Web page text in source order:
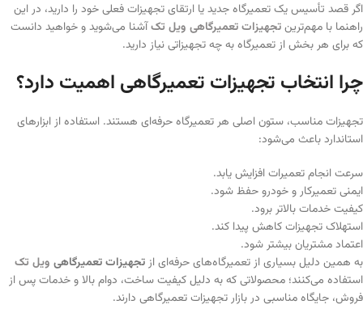
اگر قصد تأسیس یک تعمیرگاه جدید یا ارتقای تجهیزات فعلی خود را دارید، در این
راهنما با مهم‌ترینتجهیزات تعمیرگاهی ویل تکآشنا می‌شوید و خواهید دانست
که برای هر بخش از تعمیرگاه به چه تجهیزاتی نیاز دارید.
چرا انتخاب تجهیزات تعمیرگاهی اهمیت دارد؟
تجهیزات مناسب، ستون اصلی هر تعمیرگاه حرفه‌ای هستند. استفاده از ابزارهای
استاندارد باعث می‌شود:
سرعت انجام تعمیرات افزایش یابد.
ایمنی تعمیرکار و خودرو حفظ شود.
کیفیت خدمات بالاتر برود.
استهلاک تجهیزات کاهش پیدا کند.
اعتماد مشتریان بیشتر شود.
به همین دلیل بسیاری از تعمیرگاه‌های حرفه‌ای ازتجهیزات تعمیرگاهی ویل تک
استفاده می‌کنند؛ محصولاتی که به دلیل کیفیت ساخت، دوام بالا و خدمات پس از
فروش، جایگاه مناسبی در بازار تجهیزات تعمیرگاهی دارند.